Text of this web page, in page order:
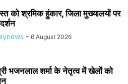
को श्रमिक हुंकार, जिला मुख्यालयों पर
- 6 August 2026
भजनलाल शर्मा के नेतृत्व में खेलों को